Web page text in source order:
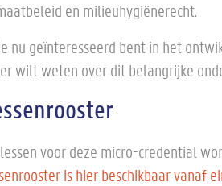
en milieuhygiënerecht.
nu geïnteresseerd bent in het
wilt weten over dit belangrijke
voor deze micro-credential
is hier beschikbaar vanaf